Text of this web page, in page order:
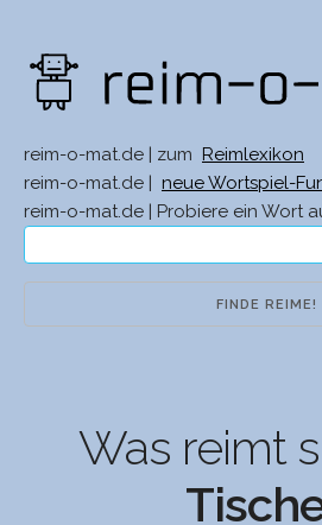
reim-o-mat.de | zum
Reimlexikon
reim-o-mat.de |
neue Wortspiel-
reim-o-mat.de | Probiere ein Wort
Was reimt